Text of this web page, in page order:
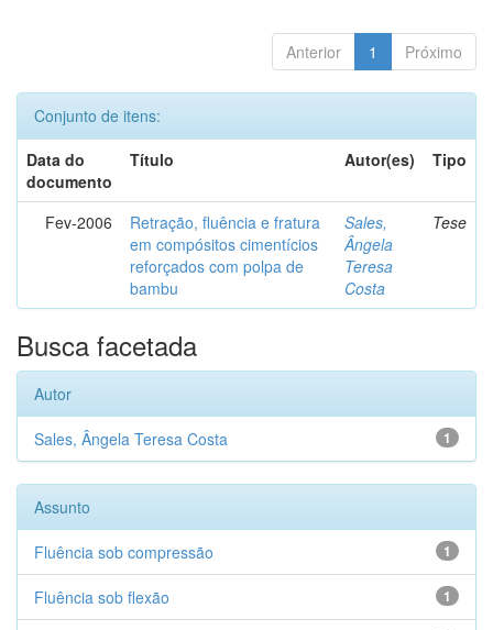
Anterior 1 Próximo
Conjunto de itens:
Data do
documento
Título Autor(es) Tipo
Fev-2006
Retração, fluência e fratura
em compósitos cimentícios
reforçados com polpa de
bambu
Sales,
Ângela
Teresa
Costa
Tese
Busca facetada
Autor
1
Sales, Ângela Teresa Costa
Assunto
1
Fluência sob compressão
1
Fluência sob flexão